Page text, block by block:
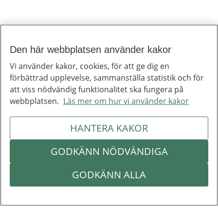
Den här webbplatsen använder kakor
Vi använder kakor, cookies, för att ge dig en
förbättrad upplevelse, sammanställa statistik och för
att viss nödvändig funktionalitet ska fungera på
webbplatsen. Läs mer om hur vi använder kakor
HANTERA KAKOR
GODKÄNN NÖDVÄNDIGA
GODKÄNN ALLA